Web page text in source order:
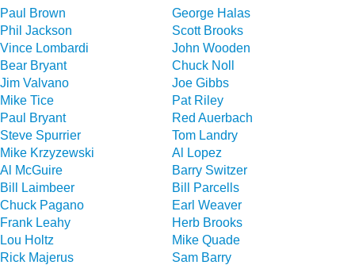
Paul Brown
George Halas
Phil Jackson
Scott Brooks
Vince Lombardi
John Wooden
Bear Bryant
Chuck Noll
Jim Valvano
Joe Gibbs
Mike Tice
Pat Riley
Paul Bryant
Red Auerbach
Steve Spurrier
Tom Landry
Mike Krzyzewski
Al Lopez
Al McGuire
Barry Switzer
Bill Laimbeer
Bill Parcells
Chuck Pagano
Earl Weaver
Frank Leahy
Herb Brooks
Lou Holtz
Mike Quade
Rick Majerus
Sam Barry